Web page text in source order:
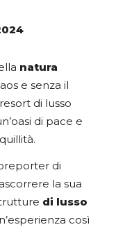
natura
e senza il
di lusso
di pace e
di
la sua
di lusso
così